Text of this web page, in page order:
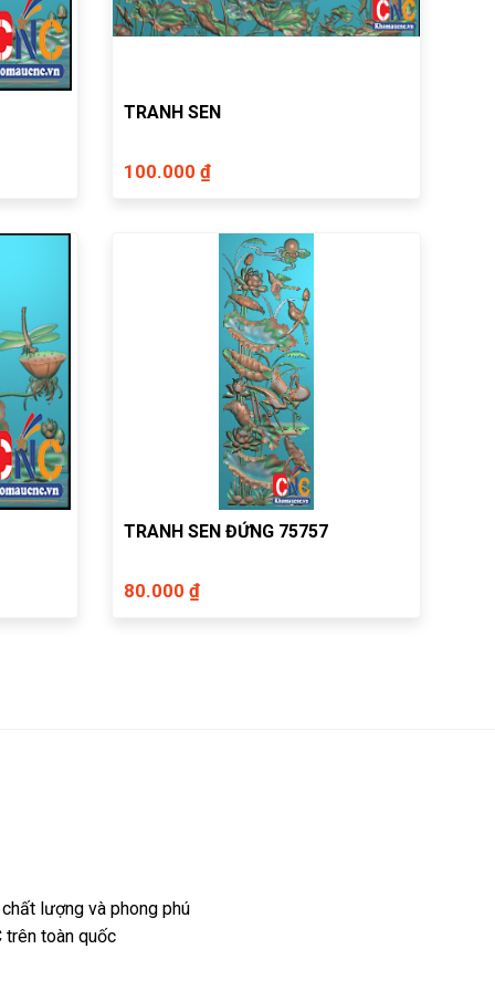
TRANH SEN
100.000 ₫
TRANH SEN ĐỨNG 75757
80.000 ₫
lượng và phong phú
trên toàn quốc